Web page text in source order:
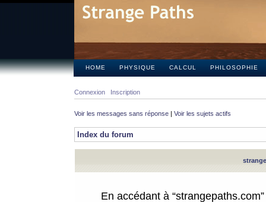
HOME PHYSIQUE CALCUL PHILOSOPHIE
Connexion Inscription
Voir les messages sans réponse | Voir les sujets actifs
Index du forum
En accédant à